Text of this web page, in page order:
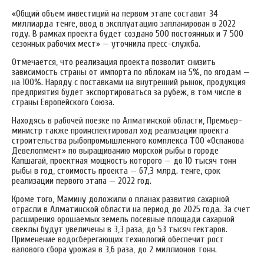
«Общий объем инвестиций на первом этапе составит 34
миллиарда тенге, ввод в эксплуатацию запланирован в 2022
году. В рамках проекта будет создано 500 постоянных и 7 500
сезонных рабочих мест» — уточнила пресс-служба.
Отмечается, что реализация проекта позволит снизить
зависимость страны от импорта по яблокам на 5%, по ягодам —
на 100%. Наряду с поставками на внутренний рынок, продукция
предприятия будет экспортироваться за рубеж, в том числе в
страны Европейского Союза.
Находясь в рабочей поезке по Алматинской области, Премьер-
министр также проинспектировал ход реализации проекта
строительства рыбопромышленного комплекса ТОО «Оспанова
Девелопмент» по выращиванию морской рыбы в городе
Капшагай, проектная мощность которого — до 10 тысяч тонн
рыбы в год, стоимость проекта — 67,3 млрд. тенге, срок
реализации первого этапа — 2022 год.
Кроме того, Мамину доложили о планах развития сахарной
отрасли в Алматинской области на период до 2025 года. За счет
расширения орошаемых земель посевные площади сахарной
свеклы будут увеличены в 3,3 раза, до 53 тысяч гектаров.
Применение водосберегающих технологий обеспечит рост
валового сбора урожая в 3,6 раза, до 2 миллионов тонн.